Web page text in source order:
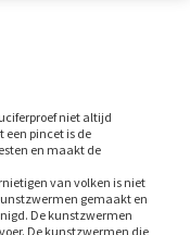
niet altijd
een pincet is de
en maakt de
van volken is niet
gemaakt en
De kunstzwermen
De kunstzwermen die